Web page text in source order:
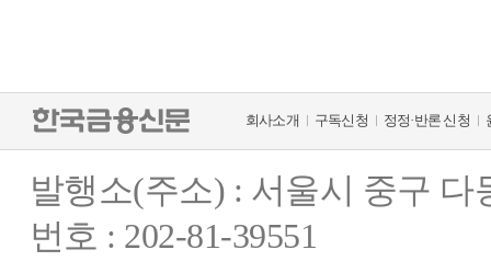
회사소개 구독신청 정정·반론 신청
발행소(주소) : 서울시 중구
번호 : 202-81-39551